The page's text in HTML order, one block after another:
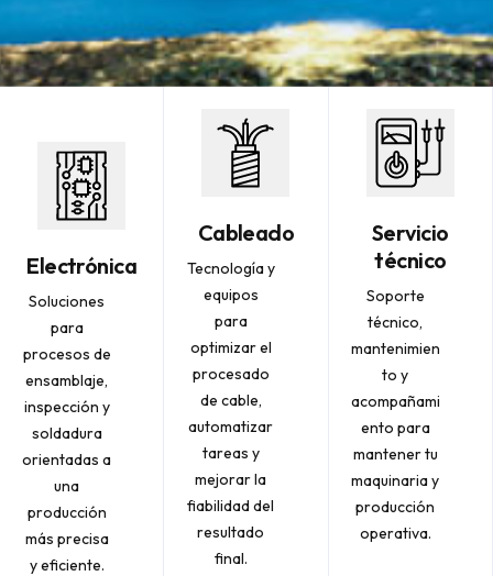
Electrónica
Soluciones
para
procesos de
ensamblaje,
inspección y
soldadura
orientadas a
una
producción
más precisa
y eficiente.
Cableado
Tecnología y
equipos
para
optimizar el
procesado
de cable,
automatizar
tareas y
mejorar la
fiabilidad del
resultado
final.
Servicio
técnico
Soporte
técnico,
mantenimien
to y
acompañami
ento para
mantener tu
maquinaria y
producción
operativa.